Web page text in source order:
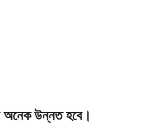
অনেক উন্নত হবে।